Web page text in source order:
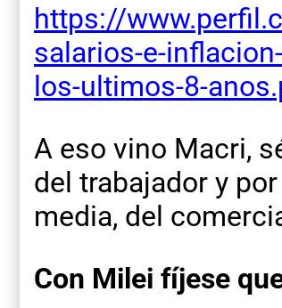
https://
salarios-e-
los-ultimos-8-
A eso vino Macri,
del trabajador y
media, del
Con Milei fíjese